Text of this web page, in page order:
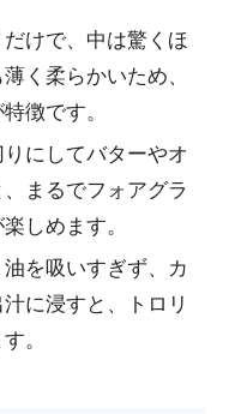
だけで、中は驚くほ
く柔らかいため、
徴です。
りにしてバターやオ
まるでフォアグラ
しめます。
油を吸いすぎず、カ
に浸すと、トロリ
。